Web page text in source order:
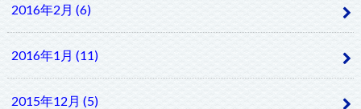
2016年2月 (6)
2016年1月 (11)
2015年12月 (5)